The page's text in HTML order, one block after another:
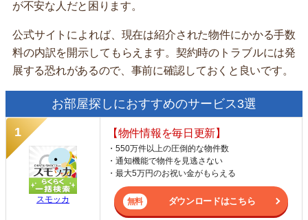
が不安な人だと困ります。
公式サイトによれば、現在は紹介された物件にかかる手数
料の内訳を開示してもらえます。契約時のトラブルには発
展する恐れがあるので、事前に確認しておくと良いです。
お部屋探しにおすすめのサービス3選
スモッカ
【物件情報を毎日更新】
・550万件以上の圧倒的な物件数
・通知機能で物件を見逃さない
・最大5万円のお祝い金がもらえる
ダウンロードはこちら